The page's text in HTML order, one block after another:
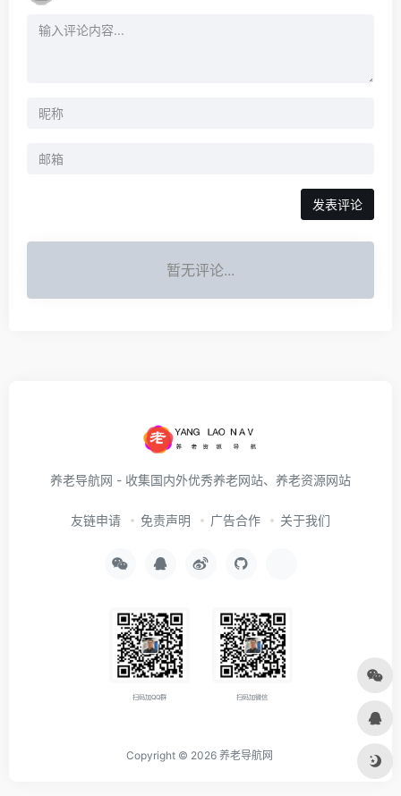
发表评论
暂无评论...
养老导航网 - 收集国内外优秀养老网站、养老资源网站
友链申请 免责声明 广告合作 关于我们
扫码加QQ群 扫码加微信
Copyright © 2026 养老导航网